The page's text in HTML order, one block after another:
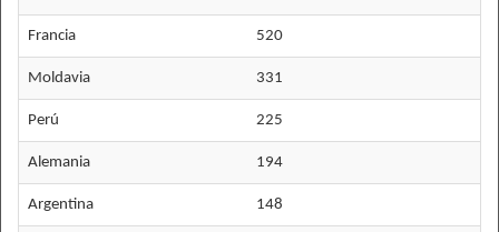
Francia 520
Moldavia 331
Perú 225
Alemania 194
Argentina 148